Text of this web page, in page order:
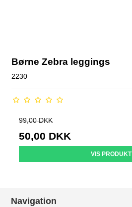
Børne Zebra leggings
2230
99,00 DKK
50,00 DKK
VIS PRODUKT
Navigation